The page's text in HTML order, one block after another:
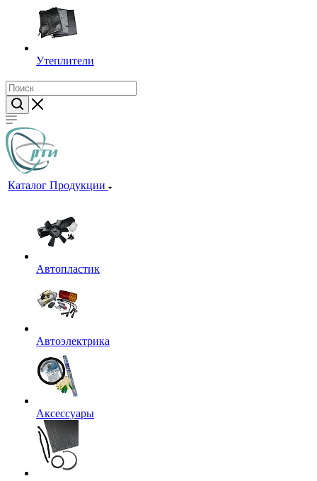
Утеплители
Каталог Продукции
Автопластик
Автоэлектрика
Аксессуары